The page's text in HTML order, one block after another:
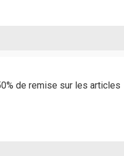
de remise sur les articles